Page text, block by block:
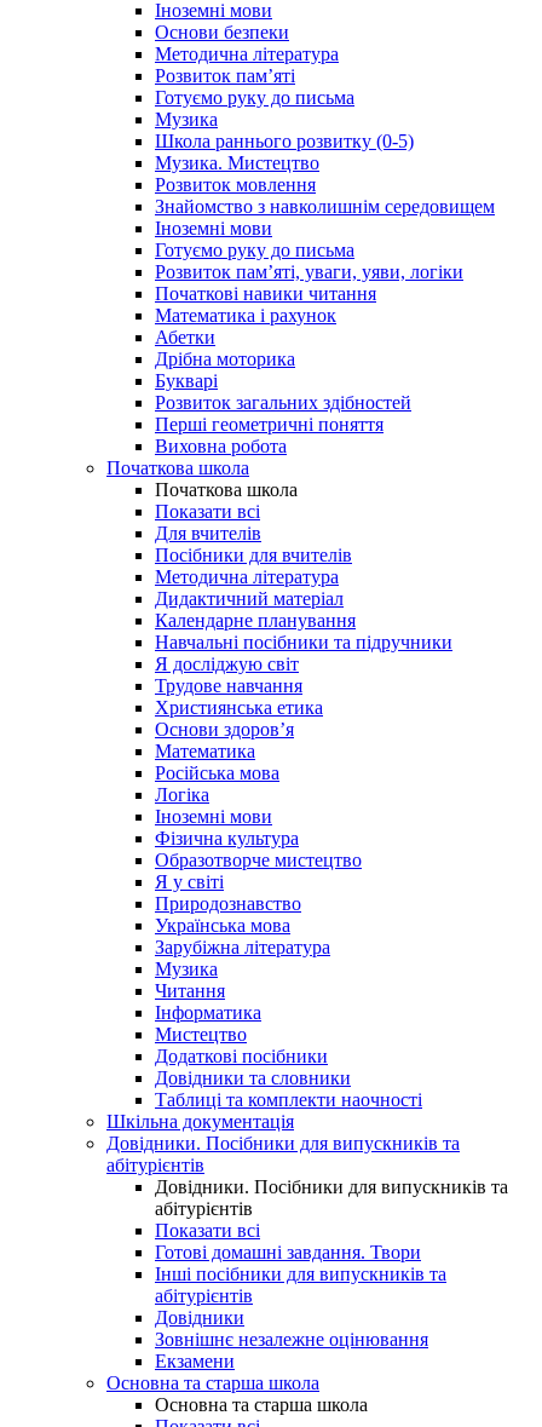
Іноземні мови
Основи безпеки
Методична література
Розвиток пам’яті
Готуємо руку до письма
Музика
Школа раннього розвитку (0-5)
Музика. Мистецтво
Розвиток мовлення
Знайомство з навколишнім середовищем
Іноземні мови
Готуємо руку до письма
Розвиток пам’яті, уваги, уяви, логіки
Початкові навики читання
Математика і рахунок
Абетки
Дрібна моторика
Букварі
Розвиток загальних здібностей
Перші геометричні поняття
Виховна робота
Початкова школа
Початкова школа
Показати всі
Для вчителів
Посібники для вчителів
Методична література
Дидактичний матеріал
Календарне планування
Навчальні посібники та підручники
Я досліджую світ
Трудове навчання
Християнська етика
Основи здоров’я
Математика
Російська мова
Логіка
Іноземні мови
Фізична культура
Образотворче мистецтво
Я у світі
Природознавство
Українська мова
Зарубіжна література
Музика
Читання
Інформатика
Мистецтво
Додаткові посібники
Довідники та словники
Таблиці та комплекти наочності
Шкільна документація
Довідники. Посібники для випускників та
абітурієнтів
Довідники. Посібники для випускників та
абітурієнтів
Показати всі
Готові домашні завдання. Твори
Інші посібники для випускників та
абітурієнтів
Довідники
Зовнішнє незалежне оцінювання
Екзамени
Основна та старша школа
Основна та старша школа